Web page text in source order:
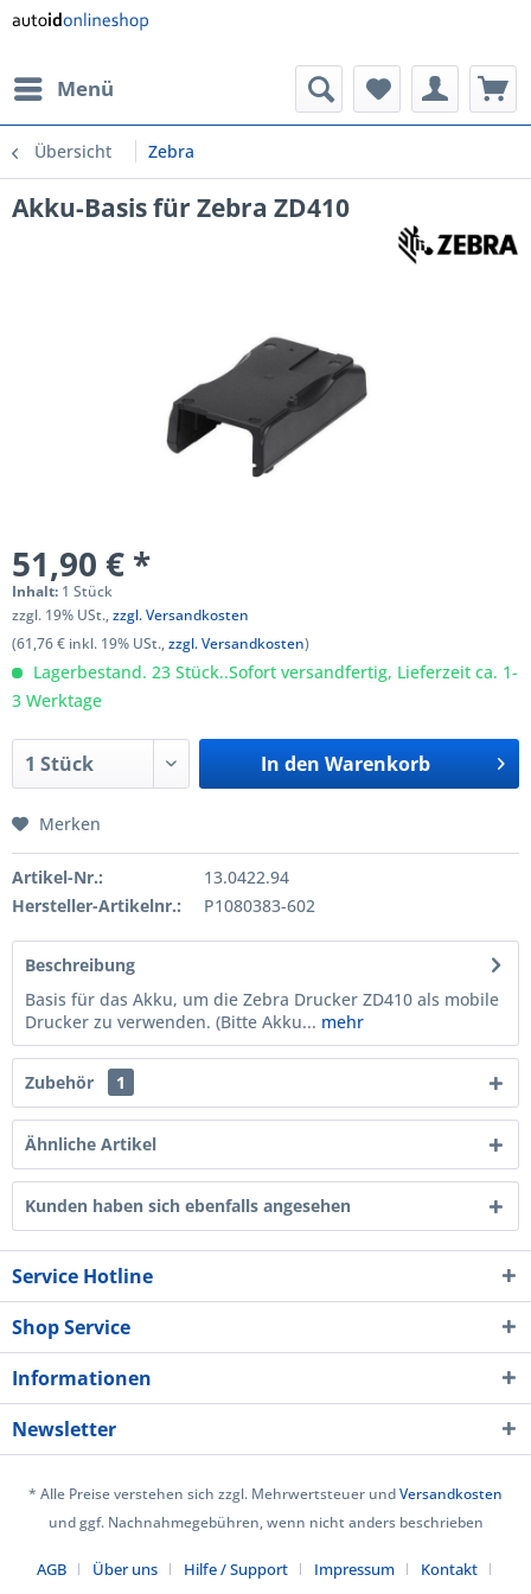
Menü
Übersicht Zebra
Akku-Basis für Zebra ZD410
51,90 € *
Inhalt: 1 Stück
zzgl. 19% USt.,zzgl. Versandkosten
(61,76 € inkl. 19% USt.,zzgl. Versandkosten)
Lagerbestand. 23 Stück..Sofort versandfertig, Lieferzeit ca. 1-
3 Werktage
In den Warenkorb
Merken
Artikel-Nr.:
13.0422.94
Hersteller-Artikelnr.:
P1080383-602
Beschreibung
Basis für das Akku, um die Zebra Drucker ZD410 als mobile
Drucker zu verwenden. (Bitte Akku... mehr
Zubehör 1
Ähnliche Artikel
Kunden haben sich ebenfalls angesehen
Service Hotline
Shop Service
Informationen
Newsletter
* Alle Preise verstehen sich zzgl. Mehrwertsteuer undVersandkosten
und ggf. Nachnahmegebühren, wenn nicht anders beschrieben
AGB Über uns Hilfe / Support Impressum Kontakt